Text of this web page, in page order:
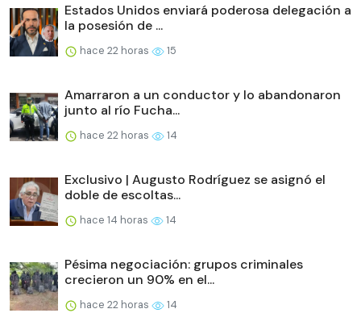
Estados Unidos enviará poderosa delegación a
la posesión de ...
hace 22 horas 15
Amarraron a un conductor y lo abandonaron
junto al río Fucha...
hace 22 horas 14
Exclusivo | Augusto Rodríguez se asignó el
doble de escoltas...
hace 14 horas 14
Pésima negociación: grupos criminales
crecieron un 90% en el...
hace 22 horas 14